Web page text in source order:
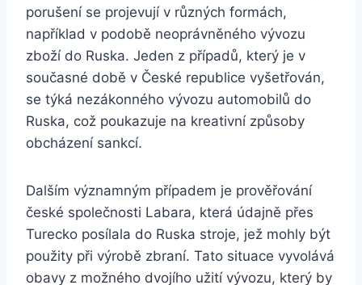
porušení se projevují v různých formách,
například v podobě neoprávněného vývozu
zboží do Ruska. Jeden z případů, který je v
současné době v České republice vyšetřován,
se týká nezákonného vývozu automobilů do
Ruska, což poukazuje na kreativní způsoby
obcházení sankcí.
Dalším významným případem je prověřování
české společnosti Labara, která údajně přes
Turecko posílala do Ruska stroje, jež mohly být
použity při výrobě zbraní. Tato situace vyvolává
obavy z možného dvojího užití vývozu, který by